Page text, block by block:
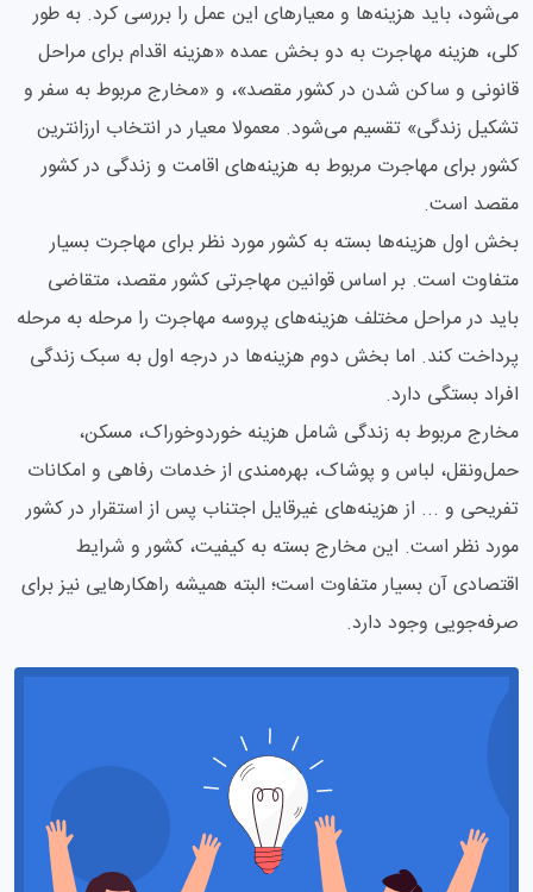
می‌شود، باید هزینه‌ها و معیارهای این عمل را بررسی کرد. به طور
کلی، هزینه مهاجرت به دو بخش عمده «هزینه اقدام برای مراحل
قانونی و ساکن شدن در کشور مقصد»، و «مخارج مربوط به سفر و
تشکیل زندگی» تقسیم می‌شود. معمولا معیار در انتخاب ارزانترین
کشور برای مهاجرت مربوط به هزینه‌های اقامت و زندگی در کشور
مقصد است.
بخش اول هزینه‌ها بسته به کشور مورد نظر برای مهاجرت بسیار
متفاوت است. بر اساس قوانین مهاجرتی کشور مقصد، متقاضی
باید در مراحل مختلف هزینه‌های پروسه مهاجرت را مرحله به مرحله
پرداخت کند. اما بخش دوم هزینه‌ها در درجه اول به سبک زندگی
افراد بستگی دارد.
مخارج مربوط به زندگی شامل هزینه خوردوخوراک، مسکن،
حمل‌ونقل، لباس و پوشاک، بهره‌مندی از خدمات رفاهی و امکانات
تفریحی و ... از هزینه‌های غیرقایل اجتناب پس از استقرار در کشور
مورد نظر است. این مخارج بسته به کیفیت، کشور و شرایط
اقتصادی آن بسیار متفاوت است؛ البته همیشه راهکارهایی نیز برای
صرفه‌جویی وجود دارد.